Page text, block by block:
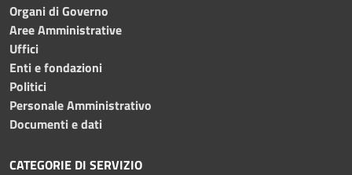
Organi di Governo
Aree Amministrative
Uffici
Enti e fondazioni
Politici
Personale Amministrativo
Documenti e dati
CATEGORIE DI SERVIZIO